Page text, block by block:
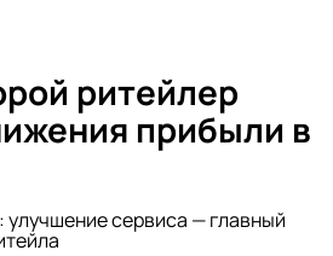
ритейлер
прибыли в
сервиса — главный